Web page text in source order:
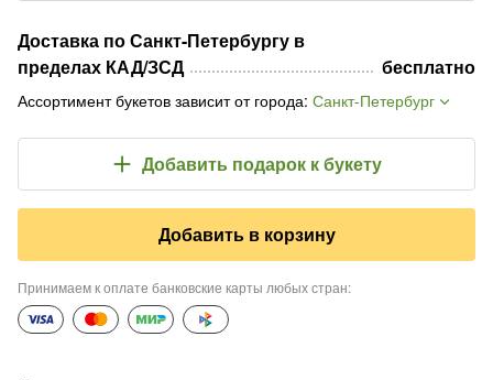
Доставка по Санкт-Петербургу в
пределах КАД/ЗСД
бесплатно
Ассортимент букетов зависит от города: Санкт-Петербург
Добавить подарок к букету
Добавить в корзину
Принимаем к оплате банковские карты любых стран: